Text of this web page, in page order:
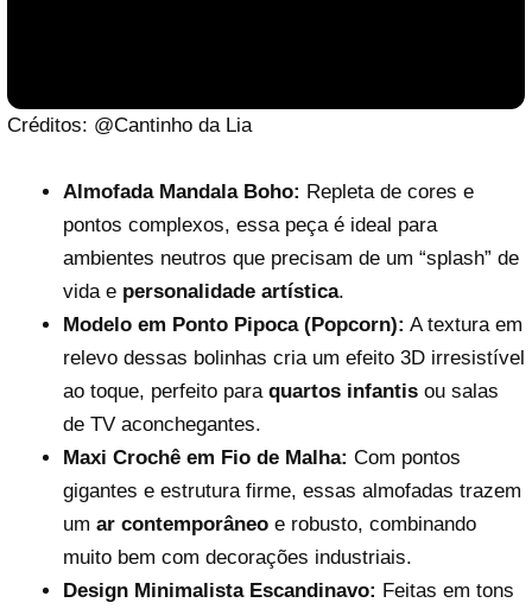
Reproduzir vídeo
Créditos: @Cantinho da Lia
Almofada Mandala Boho: Repleta de cores e
pontos complexos, essa peça é ideal para
ambientes neutros que precisam de um “splash” de
vida e personalidade artística.
Modelo em Ponto Pipoca (Popcorn): A textura em
relevo dessas bolinhas cria um efeito 3D irresistível
ao toque, perfeito para quartos infantisou salas
de TV aconchegantes.
Maxi Crochê em Fio de Malha: Com pontos
gigantes e estrutura firme, essas almofadas trazem
um ar contemporâneoe robusto, combinando
muito bem com decorações industriais.
Design Minimalista Escandinavo: Feitas em tons